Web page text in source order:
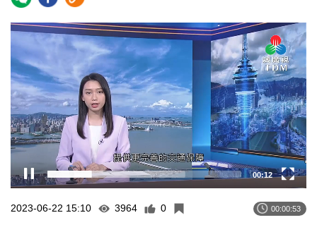
Video
Player
00:13
2023-06-22 15:10 3964 0 00:00:53